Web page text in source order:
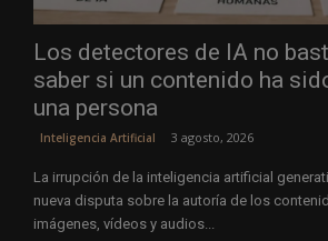
Los detectores de IA no
saber si un contenido ha
una persona
Inteligencia Artificial 3 agosto, 2026
La irrupción de la inteligencia artificial
nueva disputa sobre la autoría de los
imágenes, vídeos y audios...